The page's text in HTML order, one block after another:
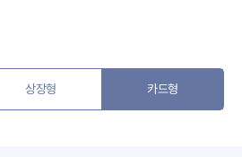
상장형 카드형